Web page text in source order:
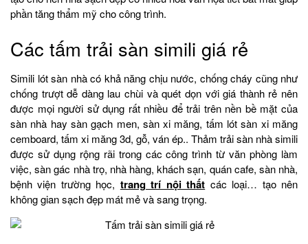
phần tăng thẩm mỹ cho công trình.
Các tấm trải sàn simili giá rẻ
Simili lót sàn nhà có khả năng chịu nước, chống cháy cũng như
chống trượt dễ dàng lau chùi và quét dọn với giá thành rẻ nên
được mọi người sử dụng rất nhiều để trải trên nền bề mặt của
sàn nhà hay sàn gạch men, sàn xi măng, tấm lót sàn xi măng
cemboard, tấm xi măng 3d, gỗ, ván ép.. Thảm trải sàn nhà simili
được sử dụng rộng rãi trong các công trình từ văn phòng làm
việc, sàn gác nhà trọ, nhà hàng, khách sạn, quán cafe, sàn nhà,
bệnh viện trường học, trang trí nội thất các loại… tạo nên
không gian sạch đẹp mát mẻ và sang trọng.